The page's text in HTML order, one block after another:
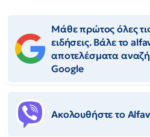
Μάθε πρώτος όλες
ειδήσεις. Βάλε το
αποτελέσματα
Google
Ακολουθήστε το